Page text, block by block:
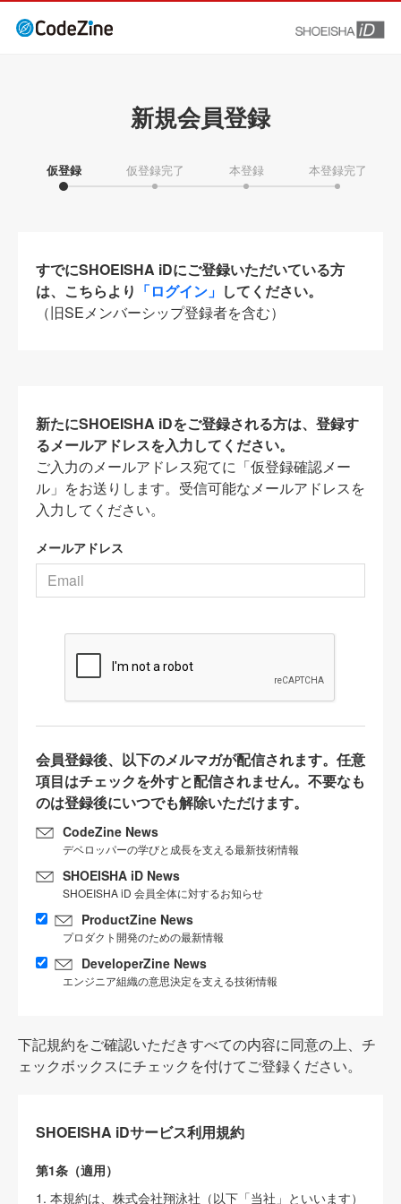
新規会員登録
仮登録 仮登録完了 本登録 本登録完了
すでにSHOEISHA iDにご登録いただいている方
は、こちらより 「ログイン」 してください。
（旧SEメンバーシップ登録者を含む）
新たにSHOEISHA iDをご登録される方は、登録す
るメールアドレスを入力してください。
ご入力のメールアドレス宛てに「仮登録確認メー
ル」をお送りします。受信可能なメールアドレスを
入力してください。
メールアドレス
会員登録後、以下のメルマガが配信されます。任意
項目はチェックを外すと配信されません。不要なも
のは登録後にいつでも解除いただけます。
CodeZine News
デベロッパーの学びと成長を支える最新技術情報
SHOEISHA iD News
SHOEISHA iD 会員全体に対するお知らせ
ProductZine News
プロダクト開発のための最新情報
DeveloperZine News
エンジニア組織の意思決定を支える技術情報
下記規約をご確認いただきすべての内容に同意の上、チ
ェックボックスにチェックを付けてご登録ください。
SHOEISHA iDサービス利用規約
第1条（適用）
1. 本規約は、株式会社翔泳社（以下「当社」といいます）